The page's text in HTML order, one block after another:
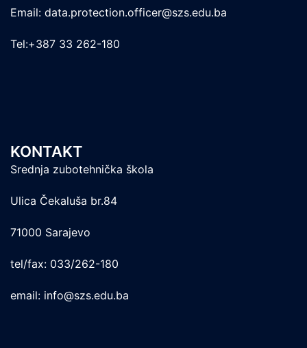
Email: data.protection.officer@szs.edu.ba
Tel:+387 33 262-180
KONTAKT
Srednja zubotehnička škola
Ulica Čekaluša br.84
71000 Sarajevo
tel/fax: 033/262-180
email: info@szs.edu.ba